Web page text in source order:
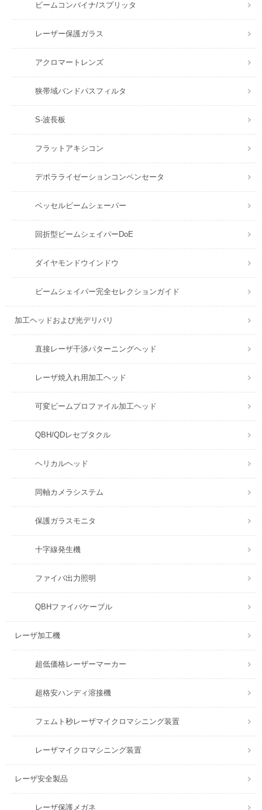
ビームコンバイナ/スプリッタ
レーザー保護ガラス
アクロマートレンズ
狭帯域バンドパスフィルタ
S-波長板
フラットアキシコン
デポラライゼーションコンペンセータ
ベッセルビームシェーパー
回折型ビームシェイパーDoE
ダイヤモンドウインドウ
ビームシェイパー完全セレクションガイド
加工ヘッドおよび光デリバリ
直接レーザ干渉パターニングヘッド
レーザ焼入れ用加工ヘッド
可変ビームプロファイル加工ヘッド
QBH/QDレセプタクル
ヘリカルヘッド
同軸カメラシステム
保護ガラスモニタ
十字線発生機
ファイバ出力照明
QBHファイバケーブル
レーザ加工機
超低価格レーザーマーカー
超格安ハンディ溶接機
フェムト秒レーザマイクロマシニング装置
レーザマイクロマシニング装置
レーザ安全製品
レーザ保護メガネ